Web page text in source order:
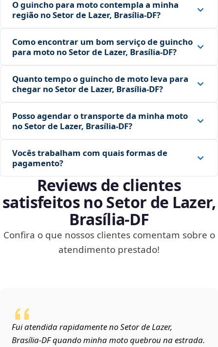
O guincho para moto contempla a minha
região no Setor de Lazer, Brasília‑DF?
Como encontrar um bom serviço de guincho
para moto no Setor de Lazer, Brasília‑DF?
Quanto tempo o guincho de moto leva para
chegar no Setor de Lazer, Brasília‑DF?
Posso agendar o transporte da minha moto
no Setor de Lazer, Brasília‑DF?
Vocês trabalham com quais formas de
pagamento?
Reviews de clientes
satisfeitos no Setor de Lazer,
Brasília‑DF
Confira o que nossos clientes comentam sobre o
atendimento prestado!
Fui atendida rapidamente no Setor de Lazer,
Brasília‑DF quando minha moto quebrou na estrada.